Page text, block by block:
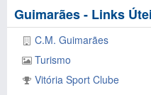
Guimarães - Links
C.M. Guimarães
Turismo
Vitória Sport Clube